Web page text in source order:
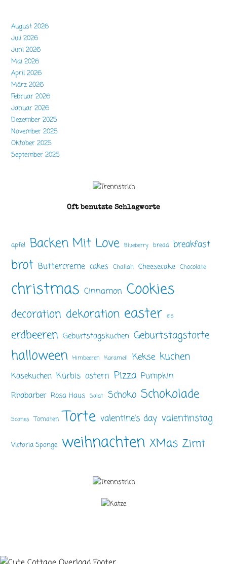
August 2026
Juli 2026
Juni 2026
Mai 2026
April 2026
März 2026
Februar 2026
Januar 2026
Dezember 2025
November 2025
Oktober 2025
September 2025
Oft benutzte Schlagworte
apfel Backen Mit Love Blueberry bread breakfast
brot Buttercreme cakes Challah Cheesecake Chocolate
christmas Cinnamon Cookies
decoration dekoration easter eis
erdbeeren Geburtstagskuchen Geburtstagstorte
halloween Himbeeren Karamell Kekse kuchen
Käsekuchen Kürbis ostern Pizza Pumpkin
Rhabarber Rosa Haus Salat Schoko Schokolade
Scones Tomaten Torte valentine's day valentinstag
Victoria Sponge weihnachten XMas Zimt